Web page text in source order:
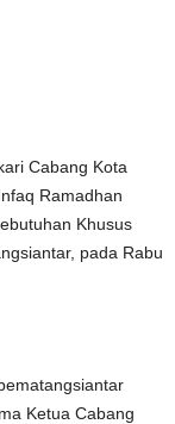
Cabang Kota
Ramadhan
Khusus
pada Rabu
Ketua Cabang